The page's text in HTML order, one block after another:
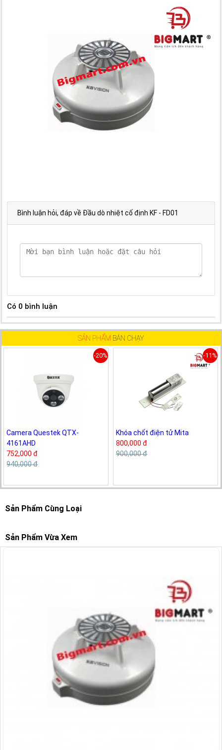
Bình luận hỏi, đáp về Đầu dò nhiệt cố định KF - FD01
Có 0 bình luận
SẢN PHẨM BÁN CHẠY
-20%
Camera Questek QTX-
4161AHD
752,000 đ
940,000 đ
-11%
Khóa chốt điện tử Mita
800,000 đ
900,000 đ
Sản Phẩm Cùng Loại
Sản Phẩm Vừa Xem